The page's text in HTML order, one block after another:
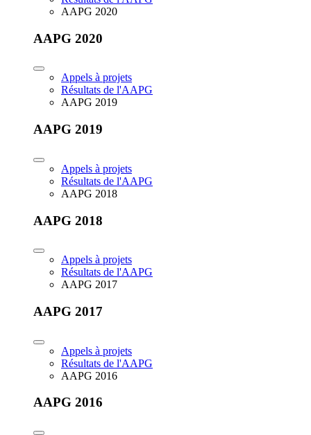
AAPG 2020
AAPG 2020
Appels à projets
Résultats de l'AAPG
AAPG 2019
AAPG 2019
Appels à projets
Résultats de l'AAPG
AAPG 2018
AAPG 2018
Appels à projets
Résultats de l'AAPG
AAPG 2017
AAPG 2017
Appels à projets
Résultats de l'AAPG
AAPG 2016
AAPG 2016